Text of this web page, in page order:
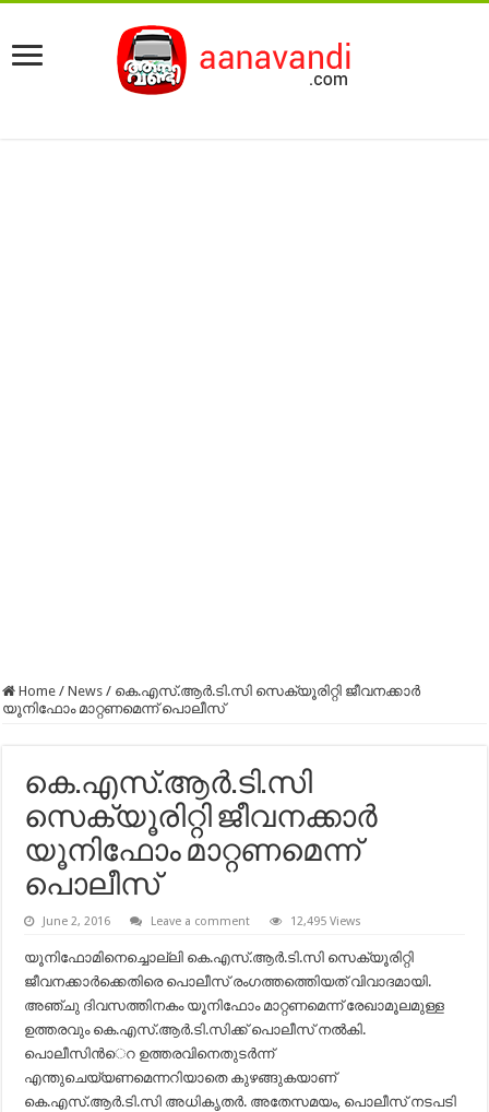
Home / News / കെ.എസ്.ആര്‍.ടി.സി സെക്യൂരിറ്റി ജീവനക്കാര്‍
യൂനിഫോം മാറ്റണമെന്ന് പൊലീസ്
കെ.എസ്.ആര്‍.ടി.സി
സെക്യൂരിറ്റി ജീവനക്കാര്‍
യൂനിഫോം മാറ്റണമെന്ന്
പൊലീസ്
June 2, 2016 Leave a comment 12,495 Views
യൂനിഫോമിനെച്ചൊല്ലി കെ.എസ്.ആര്‍.ടി.സി സെക്യൂരിറ്റി
ജീവനക്കാര്‍ക്കെതിരെ പൊലീസ് രംഗത്തത്തെിയത് വിവാദമായി.
അഞ്ചു ദിവസത്തിനകം യൂനിഫോം മാറ്റണമെന്ന് രേഖാമൂലമുള്ള
ഉത്തരവും കെ.എസ്.ആര്‍.ടി.സിക്ക് പൊലീസ് നല്‍കി.
പൊലീസിന്‍െറ ഉത്തരവിനെതുടര്‍ന്ന്
എന്തുചെയ്യണമെന്നറിയാതെ കുഴങ്ങുകയാണ്
കെ.എസ്.ആര്‍.ടി.സി അധികൃതര്‍. അതേസമയം, പൊലീസ് നടപടി